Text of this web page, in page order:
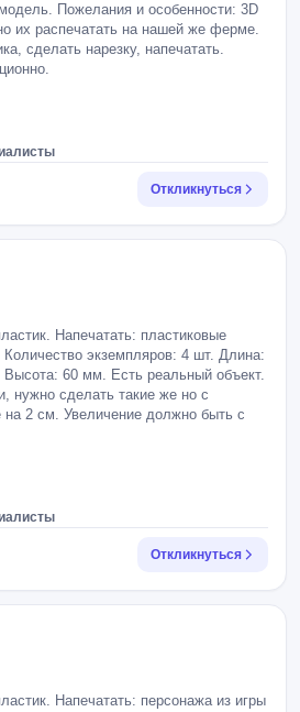
Пожелания и особенности: 3D
их распечатать на нашей же ферме.
сделать нарезку, напечатать.
Откликнуться
Напечатать: пластиковые
экземпляров: 4 шт. Длина:
60 мм. Есть реальный объект.
нужно сделать такие же но с
2 см. Увеличение должно быть с
Откликнуться
Напечатать: персонажа из игры